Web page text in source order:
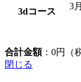
3dコース
3月
合計金額： 0円（
閉じる